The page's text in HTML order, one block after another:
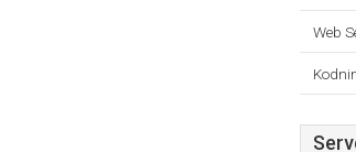
Web